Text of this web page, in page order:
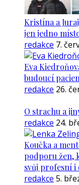
Kristína a
jen jedno
redakce 7.
Eva
budoucí
redakce 26.
O strachu a
redakce 24.
Koučka a
podporu žen,
svůj profesní i
redakce 5.